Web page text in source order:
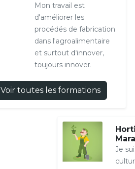
Mon travail est
d'améliorer les
procédés de fabrication
dans l'agroalimentaire
et surtout d'innover,
toujours innover.
Voir toutes les formations
Je